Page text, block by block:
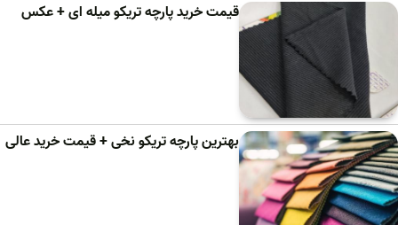
قیمت خرید پارچه تریکو میله ای + عکس
بهترین پارچه تریکو نخی + قیمت خرید عالی